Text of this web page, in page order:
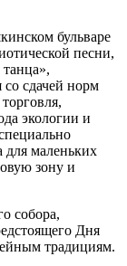
бульваре
песни,
сдачей норм
экологии и
маленьких
зону и
собора,
Дня
традициям.